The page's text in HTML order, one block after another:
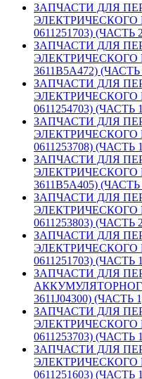
ЗАПЧАСТИ ДЛЯ
ЭЛЕКТРИЧЕСКОГО
0611251703) (ЧАСТЬ
ЗАПЧАСТИ ДЛЯ
ЭЛЕКТРИЧЕСКОГО
3611B5A472) (ЧАСТЬ
ЗАПЧАСТИ ДЛЯ
ЭЛЕКТРИЧЕСКОГО
0611254703) (ЧАСТЬ
ЗАПЧАСТИ ДЛЯ
ЭЛЕКТРИЧЕСКОГО
0611253708) (ЧАСТЬ
ЗАПЧАСТИ ДЛЯ
ЭЛЕКТРИЧЕСКОГО
3611B5A405) (ЧАСТЬ
ЗАПЧАСТИ ДЛЯ
ЭЛЕКТРИЧЕСКОГО
0611253803) (ЧАСТЬ
ЗАПЧАСТИ ДЛЯ
ЭЛЕКТРИЧЕСКОГО
0611251703) (ЧАСТЬ
ЗАПЧАСТИ ДЛЯ
3611J04300) (ЧАСТЬ
ЗАПЧАСТИ ДЛЯ
ЭЛЕКТРИЧЕСКОГО
0611253703) (ЧАСТЬ
ЗАПЧАСТИ ДЛЯ
ЭЛЕКТРИЧЕСКОГО
0611251603) (ЧАСТЬ